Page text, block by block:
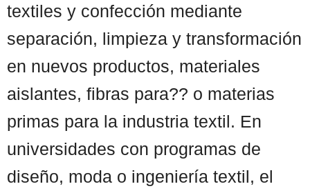
textiles y confección mediante
separación, limpieza y transformación
en nuevos productos, materiales
aislantes, fibras para?? o materias
primas para la industria textil. En
universidades con programas de
diseño, moda o ingeniería textil, el